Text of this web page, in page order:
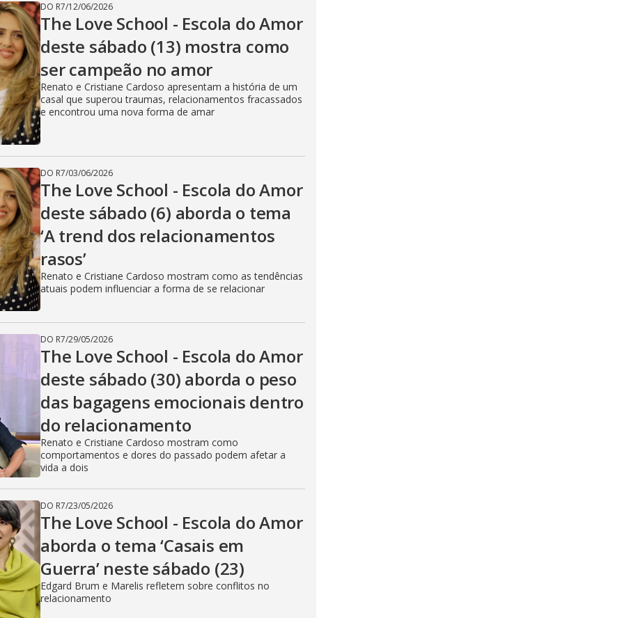
DO R7/12/06/2026
The Love School - Escola do Amor
deste sábado (13) mostra como
ser campeão no amor
Renato e Cristiane Cardoso apresentam a história de um
casal que superou traumas, relacionamentos fracassados
e encontrou uma nova forma de amar
DO R7/03/06/2026
The Love School - Escola do Amor
deste sábado (6) aborda o tema
‘A trend dos relacionamentos
rasos’
Renato e Cristiane Cardoso mostram como as tendências
atuais podem influenciar a forma de se relacionar
DO R7/29/05/2026
The Love School - Escola do Amor
deste sábado (30) aborda o peso
das bagagens emocionais dentro
do relacionamento
Renato e Cristiane Cardoso mostram como
comportamentos e dores do passado podem afetar a
vida a dois
DO R7/23/05/2026
The Love School - Escola do Amor
aborda o tema ‘Casais em
Guerra’ neste sábado (23)
Edgard Brum e Marelis refletem sobre conflitos no
relacionamento